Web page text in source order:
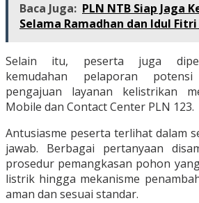
Baca Juga: PLN NTB Siap Jaga
Selama Ramadhan dan Idul Fitri
Selain itu, peserta juga
kemudahan pelaporan
pengajuan layanan kelistrikan
Mobile dan Contact Center PLN 123.
Antusiasme peserta terlihat dalam
jawab. Berbagai pertanyaan
prosedur pemangkasan pohon
listrik hingga mekanisme
aman dan sesuai standar.